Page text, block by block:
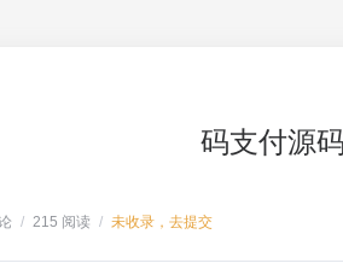
码支付源
/ 215 阅读 / 未收录，去提交